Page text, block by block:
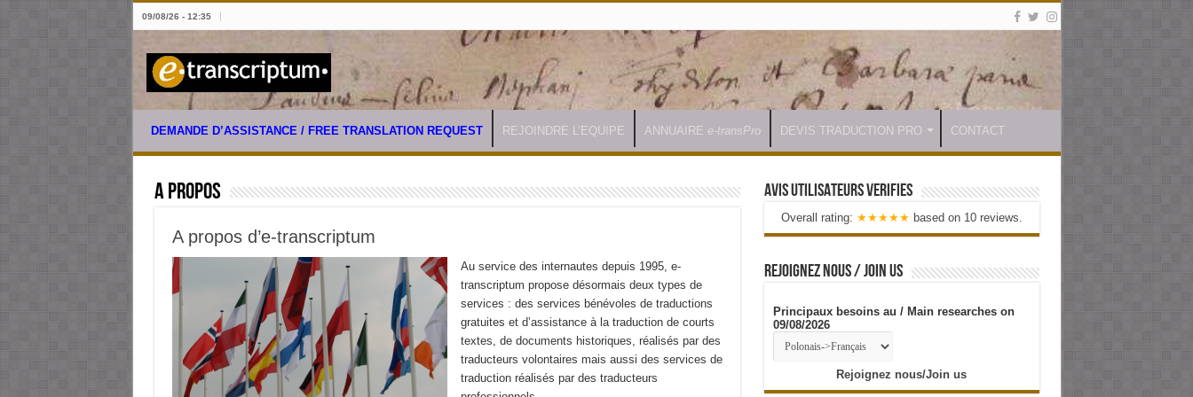
09/08/26 - 12:35
DEMANDE D’ASSISTANCE / FREE TRANSLATION REQUEST REJOINDRE L’EQUIPE ANNUAIRE e-transPro DEVIS TRADUCTION PRO CONTACT
A propos
A propos d’e-transcriptum
Au service des internautes depuis 1995, e-
transcriptum propose désormais deux types de
services : des services bénévoles de traductions
gratuites et d’assistance à la traduction de courts
textes, de documents historiques, réalisés par des
traducteurs volontaires mais aussi des services de
traduction réalisés par des traducteurs
AVIS UTILISATEURS VERIFIES
Overall rating: ★★★★★ based on 10 reviews.
REJOIGNEZ NOUS / JOIN US
Principaux besoins au / Main researches on
09/08/2026
Rejoignez nous/Join us